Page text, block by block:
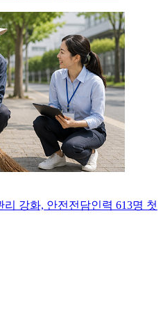
강화, 안전전담인력 613명 첫